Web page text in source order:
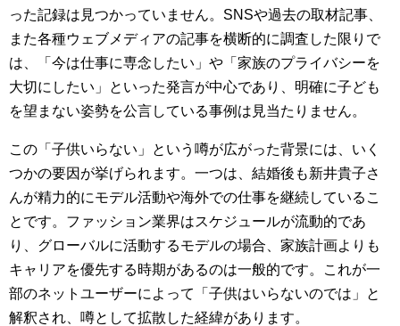
った記録は見つかっていません。SNSや過去の取材記事、
また各種ウェブメディアの記事を横断的に調査した限りで
は、「今は仕事に専念したい」や「家族のプライバシーを
大切にしたい」といった発言が中心であり、明確に子ども
を望まない姿勢を公言している事例は見当たりません。
この「子供いらない」という噂が広がった背景には、いく
つかの要因が挙げられます。一つは、結婚後も新井貴子さ
んが精力的にモデル活動や海外での仕事を継続しているこ
とです。ファッション業界はスケジュールが流動的であ
り、グローバルに活動するモデルの場合、家族計画よりも
キャリアを優先する時期があるのは一般的です。これが一
部のネットユーザーによって「子供はいらないのでは」と
解釈され、噂として拡散した経緯があります。